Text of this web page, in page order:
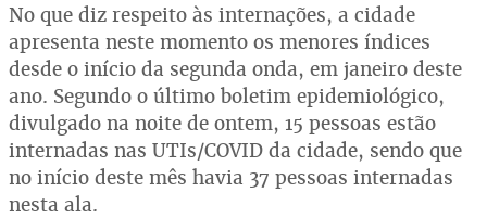
No que diz respeito às internações, a cidade
apresenta neste momento os menores índices
desde o início da segunda onda, em janeiro deste
ano. Segundo o último boletim epidemiológico,
divulgado na noite de ontem, 15 pessoas estão
internadas nas UTIs/COVID da cidade, sendo que
no início deste mês havia 37 pessoas internadas
nesta ala.